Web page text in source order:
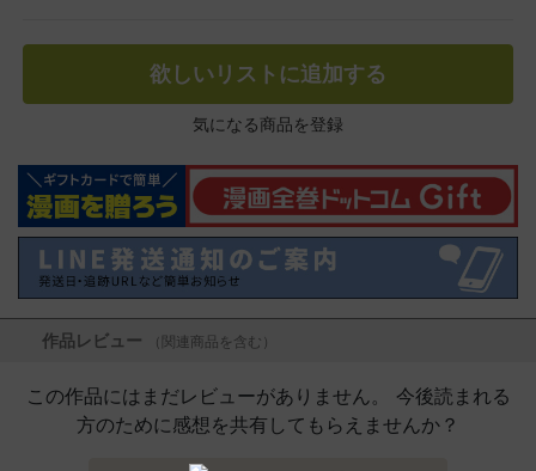
欲しいリストに追加する
気になる商品を登録
作品レビュー （関連商品を含む）
この作品にはまだレビューがありません。 今後読まれる
方のために感想を共有してもらえませんか？